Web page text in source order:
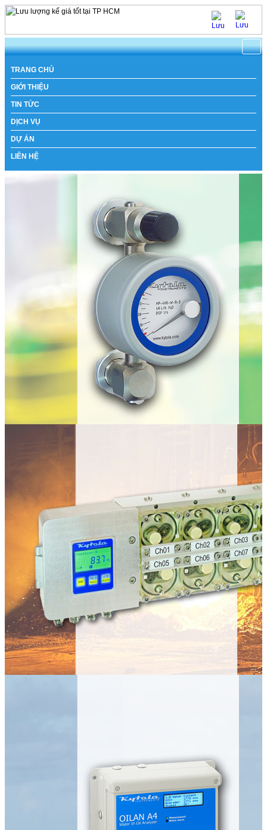
TRANG CHỦ
GIỚI THIỆU
TIN TỨC
DỊCH VỤ
DỰ ÁN
LIÊN HỆ